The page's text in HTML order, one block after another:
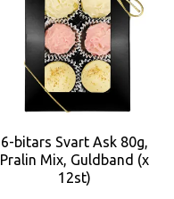
6-bitars Svart Ask 80g,
Pralin Mix, Guldband (x
12st)